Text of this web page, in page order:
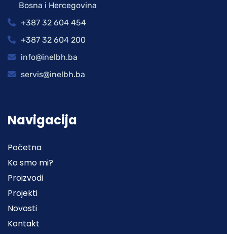
Bosna i Hercegovina
+387 32 604 454
+387 32 604 200
info@inelbh.ba
servis@inelbh.ba
Navigacija
Početna
Ko smo mi?
Proizvodi
Projekti
Novosti
Kontakt